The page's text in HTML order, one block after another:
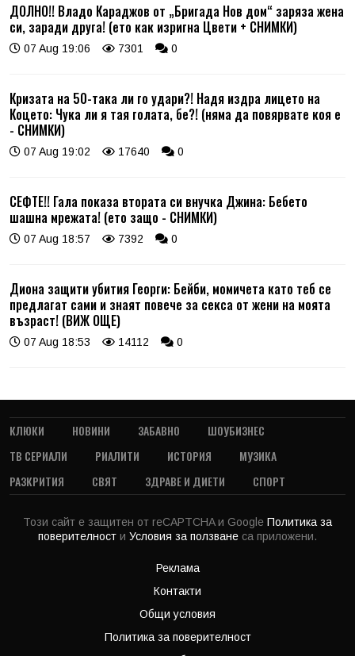
ДОЛНО!! Владо Караджов от „Бригада Нов дом“ заряза жена
си, заради друга! (ето как изригна Цвети + СНИМКИ)
07 Aug 19:06 7301 0
Кризата на 50-така ли го удари?! Надя издра лицето на
Коцето: Чука ли я тая голата, бе?! (няма да повярвате коя е
- СНИМКИ)
07 Aug 19:02 17640 0
СЕФТЕ!! Гала показа втората си внучка Джина: Бебето
шашна мрежата! (ето защо - СНИМКИ)
07 Aug 18:57 7392 0
Диона защити убития Георги: Бейби, момичета като теб се
предлагат сами и знаят повече за секса от жени на моята
възраст! (ВИЖ ОЩЕ)
07 Aug 18:53 14112 0
КЛЮКИ НОВИНИ ЗАБАВНО
ШОУБИЗНЕС
ТВ СЕРИАЛИ
РИАЛИТИ ИСТОРИЯ
МУЗИКА
РАЗКРИТИЯ
СВЯТ ЗДРАВЕ И ДИЕТИ СПОРТ
Този сайт е защитен от reCAPTCHA и Google Политика за
поверителност и Условия за ползване са приложени.
Реклама
Контакти
Общи условия
Политика за поверителност